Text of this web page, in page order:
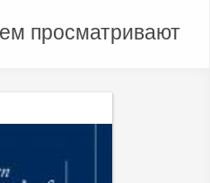
просматривают